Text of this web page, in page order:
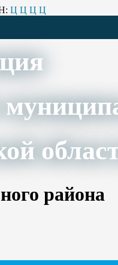
Ц Ц Ц Ц
района